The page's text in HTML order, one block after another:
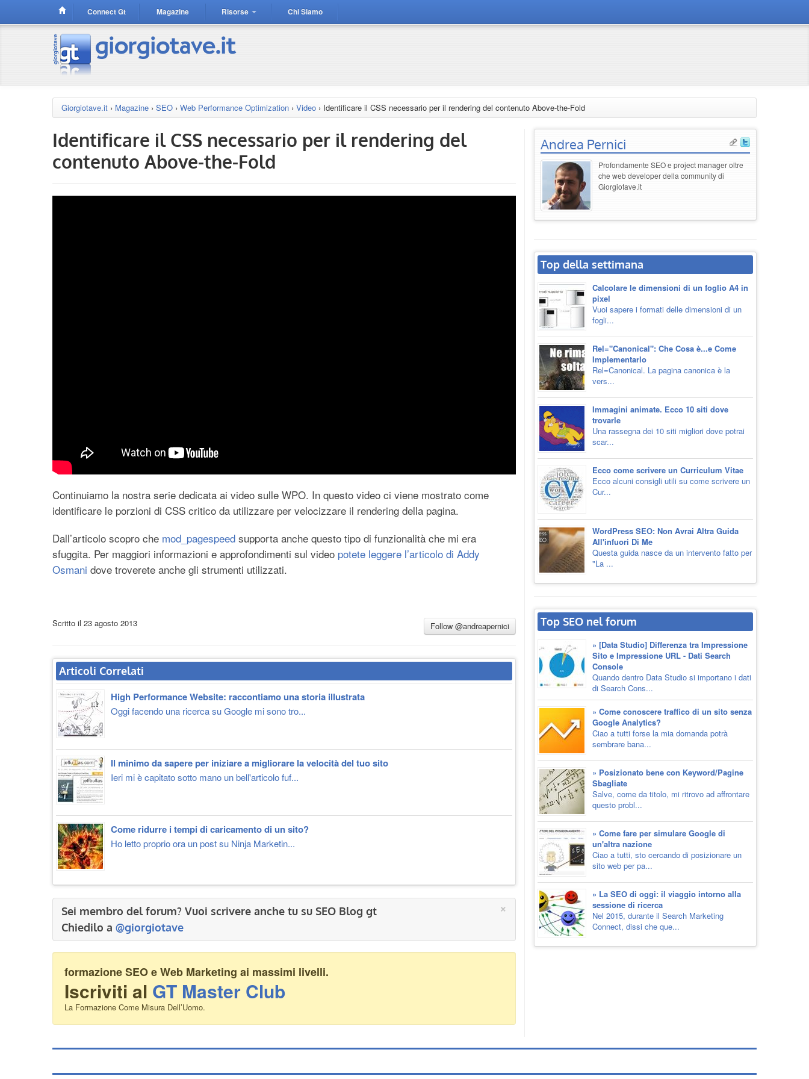
Connect Gt Magazine Risorse Chi Siamo
Giorgiotave.it › Magazine › SEO › Web Performance Optimization › Video › Identificare il CSS necessario per il rendering del contenuto Above-the-Fold
Identificare il CSS necessario per il rendering del
contenuto Above-the-Fold
Continuiamo la nostra serie dedicata ai video sulle WPO. In questo video ci viene mostrato come
identificare le porzioni di CSS critico da utilizzare per velocizzare il rendering della pagina.
Dall’articolo scopro che mod_pagespeed supporta anche questo tipo di funzionalità che mi era
sfuggita. Per maggiori informazioni e approfondimenti sul video potete leggere l’articolo di Addy
Osmani dove troverete anche gli strumenti utilizzati.
Scritto il 23 agosto 2013 Follow @andreapernici
Articoli Correlati
High Performance Website: raccontiamo una storia illustrata
Oggi facendo una ricerca su Google mi sono tro...
Il minimo da sapere per iniziare a migliorare la velocità del tuo sito
Ieri mi è capitato sotto mano un bell'articolo fuf...
Come ridurre i tempi di caricamento di un sito?
Ho letto proprio ora un post su Ninja Marketin...
×
Sei membro del forum? Vuoi scrivere anche tu su SEO Blog gt
Chiedilo a @giorgiotave
formazione SEO e Web Marketing ai massimi livelli.
Iscriviti al GT Master Club
La Formazione Come Misura Dell’Uomo.
Andrea Pernici
Profondamente SEO e project manager oltre
che web developer della community di
Giorgiotave.it
Top della settimana
Calcolare le dimensioni di un foglio A4 in
pixel
Vuoi sapere i formati delle dimensioni di un
fogli...
Rel="Canonical": Che Cosa è...e Come
Implementarlo
Rel=Canonical. La pagina canonica è la
vers...
Immagini animate. Ecco 10 siti dove
trovarle
Una rassegna dei 10 siti migliori dove potrai
scar...
Ecco come scrivere un Curriculum Vitae
Ecco alcuni consigli utili su come scrivere un
Cur...
WordPress SEO: Non Avrai Altra Guida
All'infuori Di Me
Questa guida nasce da un intervento fatto per
"La ...
Top SEO nel forum
» [Data Studio] Differenza tra Impressione
Sito e Impressione URL - Dati Search
Console
Quando dentro Data Studio si importano i dati
di Search Cons...
» Come conoscere traffico di un sito senza
Google Analytics?
Ciao a tutti forse la mia domanda potrà
sembrare bana...
» Posizionato bene con Keyword/Pagine
Sbagliate
Salve, come da titolo, mi ritrovo ad affrontare
questo probl...
» Come fare per simulare Google di
un'altra nazione
Ciao a tutti, sto cercando di posizionare un
sito web per pa...
» La SEO di oggi: il viaggio intorno alla
sessione di ricerca
Nel 2015, durante il Search Marketing
Connect, dissi che que...